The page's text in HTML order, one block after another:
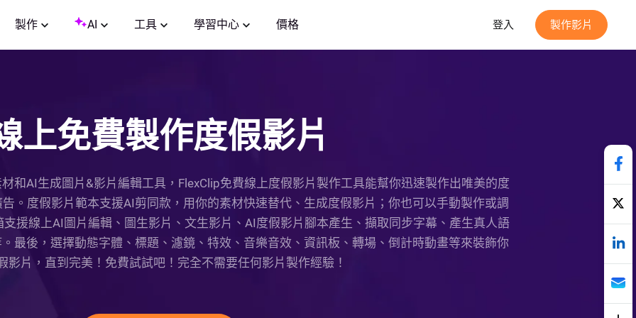
製作 AI 工具 學習中心 價格 登入 製作影片
上免費製作度假影片
和AI生成圖片&影片編輯工具，FlexClip免費線上度假影片製作工具能幫你迅速製作出唯美的度
。度假影片範本支援AI剪同款，用你的素材快速替代、生成度假影片；你也可以手動製作或調
援線上AI圖片編輯、圖生影片、文生影片、AI度假影片腳本產生、擷取同步字幕、產生真人語
最後，選​​擇動態字體、標題、濾鏡、特效、音樂音效、資訊板、轉場、倒計時動畫等來裝飾你
影片，直到完美！免費試試吧！完全不需要任何影片製作經驗！